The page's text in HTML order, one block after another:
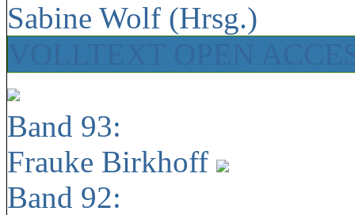
Sabine Wolf (Hrsg.)
Band 93:
Frauke Birkhoff
Band 92: